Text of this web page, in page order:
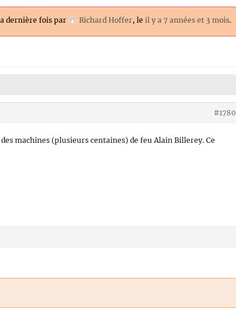
dernière fois par Richard Hoffer, leil y a 7 années et 3 mois.
#1780
machines (plusieurs centaines) de feu Alain Billerey. Ce